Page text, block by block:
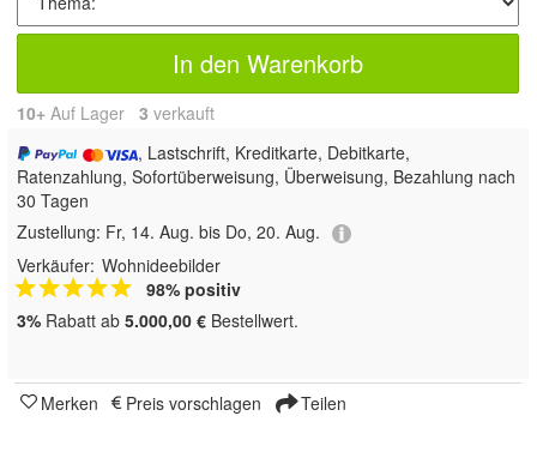
In den Warenkorb
10+ Auf Lager 3 verkauft
, Lastschrift, Kreditkarte, Debitkarte,
Ratenzahlung, Sofortüberweisung, Überweisung, Bezahlung nach
30 Tagen
Zustellung: Fr, 14. Aug. bis Do, 20. Aug.
Verkäufer: Wohnideebilder
98% positiv
3% Rabatt ab 5.000,00 € Bestellwert.
Merken Preis vorschlagen Teilen